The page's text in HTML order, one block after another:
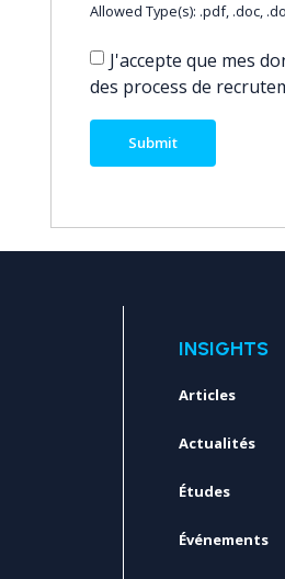
Allowed Type(s): .pdf, .doc,
J'accepte que mes
des process de
INSIGHTS
Articles
Actualités
Études
Événements